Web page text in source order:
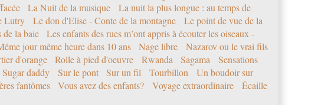
La Nuit de la musique
La nuit la plus longue : au temps de
Lutry Le don d'Elise - Conte de la montagne
Le point de vue de la
de la baie
Les enfants des rues m’ont appris à écouter les oiseaux -
jour même heure dans 10 ans Nage libre
Nazarov ou le vrai fils
d'orange Rolle à pied d'oeuvre Rwanda Sagama
Sensations
Sugar daddy Sur le pont Sur un fil Tourbillon
Un boudoir sur
fantômes Vous avez des enfants? Voyage extraordinaire
Écaille